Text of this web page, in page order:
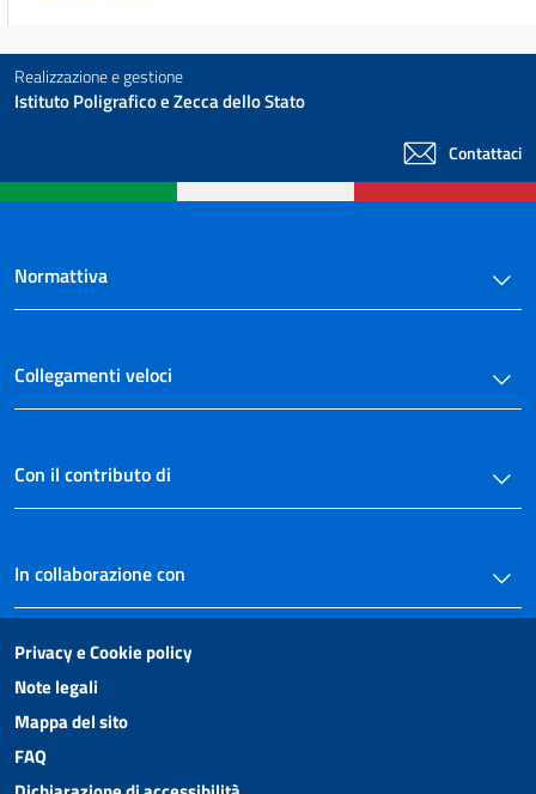
Realizzazione e gestione
Istituto Poligrafico e Zecca dello Stato
Contattaci
Normattiva
Collegamenti veloci
Con il contributo di
In collaborazione con
Privacy e Cookie policy
Note legali
Mappa del sito
FAQ